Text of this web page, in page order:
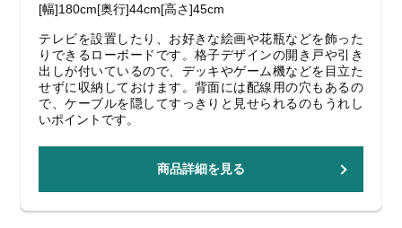
[幅]180cm[奥行]44cm[高さ]45cm
テレビを設置したり、お好きな絵画や花瓶などを飾った
りできるローボードです。格子デザインの開き戸や引き
出しが付いているので、デッキやゲーム機などを目立た
せずに収納しておけます。背面には配線用の穴もあるの
で、ケーブルを隠してすっきりと見せられるのもうれし
いポイントです。
商品詳細を見る